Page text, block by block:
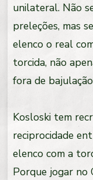
unilateral. Não
preleções, mas
elenco o real
torcida, não
fora de
Kosloski tem
reciprocidade
elenco com a
Porque jogar no